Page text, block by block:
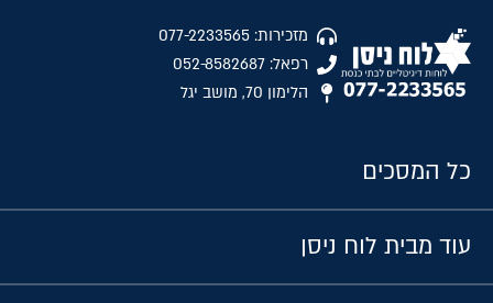
מזכירות: 077-2233565
רפאל: 052-8582687
הלימון 70, מושב יגל
כל המסכים
עוד מבית לוח ניסן